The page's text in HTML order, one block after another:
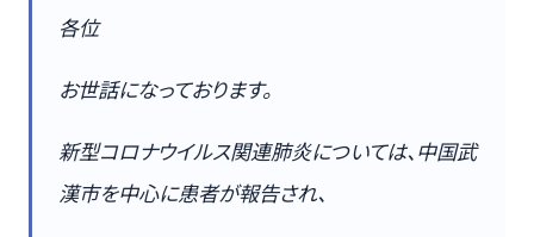
各位
お世話になっております。
新型コロナウイルス関連肺炎については、中国武
漢市を中心に患者が報告され、